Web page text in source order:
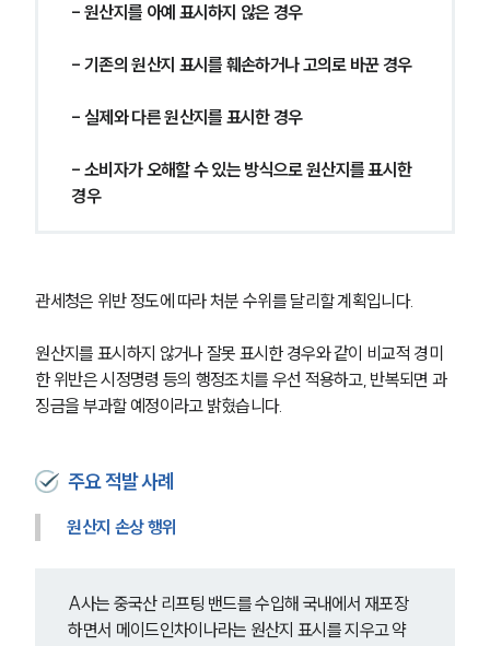
대륜의 강점
오시는 길
글로벌 파트너 로펌
고객의 소리
법률정보
법률지식인
- 원산지를 아예 표시하지 않은 경우
- 기존의 원산지 표시를 훼손하거나 고의로 바꾼 경우
- 실제와 다른 원산지를 표시한 경우
- 소비자가 오해할 수 있는 방식으로 원산지를 표시한
경우
관세청은 위반 정도에 따라 처분 수위를 달리할 계획입니다.
원산지를 표시하지 않거나 잘못 표시한 경우와 같이 비교적 경미
한 위반은 시정명령 등의 행정조치를 우선 적용하고, 반복되면 과
징금을 부과할 예정이라고 밝혔습니다.
주요 적발 사례
원산지 손상 행위
A사는 중국산 리프팅 밴드를 수입해 국내에서 재포장
하면서 메이드인차이나라는 원산지 표시를 지우고 약